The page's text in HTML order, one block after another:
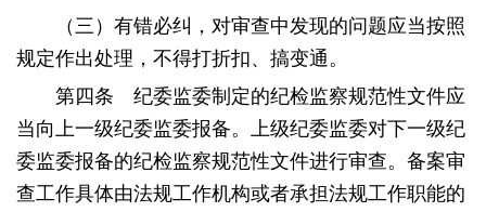
（三）有错必纠，对审查中发现的问题应当按照
规定作出处理，不得打折扣、搞变通。
第四条 纪委监委制定的纪检监察规范性文件应
当向上一级纪委监委报备。上级纪委监委对下一级纪
委监委报备的纪检监察规范性文件进行审查。备案审
查工作具体由法规工作机构或者承担法规工作职能的